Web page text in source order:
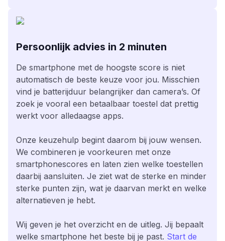
Persoonlijk advies in 2 minuten
De smartphone met de hoogste score is niet
automatisch de beste keuze voor jou. Misschien
vind je batterijduur belangrijker dan camera’s. Of
zoek je vooral een betaalbaar toestel dat prettig
werkt voor alledaagse apps.
Onze keuzehulp begint daarom bij jouw wensen.
We combineren je voorkeuren met onze
smartphonescores en laten zien welke toestellen
daarbij aansluiten. Je ziet wat de sterke en minder
sterke punten zijn, wat je daarvan merkt en welke
alternatieven je hebt.
Wij geven je het overzicht en de uitleg. Jij bepaalt
welke smartphone het beste bij je past. Start de